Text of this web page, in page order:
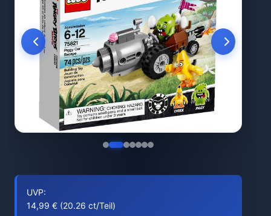
UVP:
14,99 € (20.26 ct/Teil)